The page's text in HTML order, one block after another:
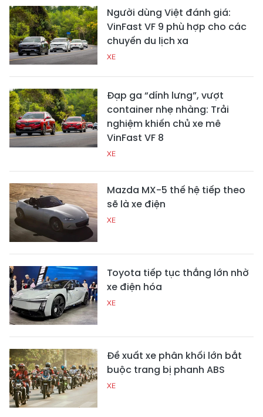
Người dùng Việt đánh giá:
VinFast VF 9 phù hợp cho các
chuyến du lịch xa
XE
Đạp ga “dính lưng”, vượt
container nhẹ nhàng: Trải
nghiệm khiến chủ xe mê
VinFast VF 8
XE
Mazda MX-5 thế hệ tiếp theo
sẽ là xe điện
XE
Toyota tiếp tục thắng lớn nhờ
xe điện hóa
XE
Đề xuất xe phân khối lớn bắt
buộc trang bị phanh ABS
XE